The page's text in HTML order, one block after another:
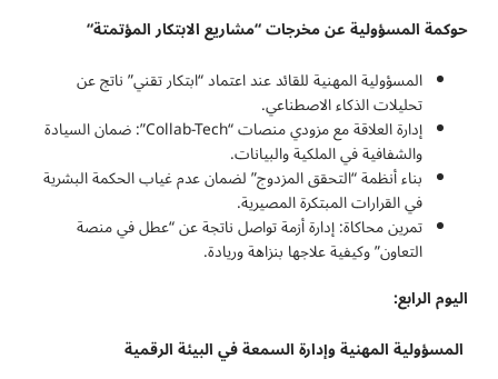
حوكمة المسؤولية عن مخرجات “مشاريع الابتكار المؤتمتة“
المسؤولية المهنية للقائد عند اعتماد “ابتكار تقني” ناتج عن
تحليلات الذكاء الاصطناعي.
إدارة العلاقة مع مزودي منصات “Collab-Tech”: ضمان السيادة
والشفافية في الملكية والبيانات.
بناء أنظمة “التحقق المزدوج” لضمان عدم غياب الحكمة البشرية
في القرارات المبتكرة المصيرية.
تمرين محاكاة: إدارة أزمة تواصل ناتجة عن “عطل في منصة
التعاون” وكيفية علاجها بنزاهة وريادة.
اليوم الرابع:
المسؤولية المهنية وإدارة السمعة في البيئة الرقمية